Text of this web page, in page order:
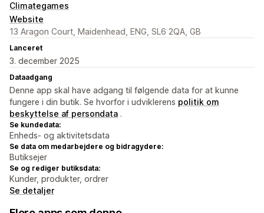
Climategames
Website
13 Aragon Court, Maidenhead, ENG, SL6 2QA, GB
Lanceret
3. december 2025
Dataadgang
Denne app skal have adgang til følgende data for at kunne
fungere i din butik. Se hvorfor i udviklerens politik om
beskyttelse af persondata .
Se kundedata:
Enheds- og aktivitetsdata
Se data om medarbejdere og bidragydere:
Butiksejer
Se og rediger butiksdata:
Kunder, produkter, ordrer
Se detaljer